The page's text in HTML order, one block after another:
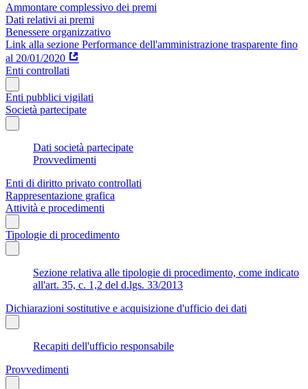
Ammontare complessivo dei premi
Dati relativi ai premi
Benessere organizzativo
Link alla sezione Performance dell'amministrazione trasparente fino
al 20/01/2020
Enti controllati
Enti pubblici vigilati
Società partecipate
Dati società partecipate
Provvedimenti
Enti di diritto privato controllati
Rappresentazione grafica
Attività e procedimenti
Tipologie di procedimento
Sezione relativa alle tipologie di procedimento, come indicato
all'art. 35, c. 1,2 del d.lgs. 33/2013
Dichiarazioni sostitutive e acquisizione d'ufficio dei dati
Recapiti dell'ufficio responsabile
Provvedimenti